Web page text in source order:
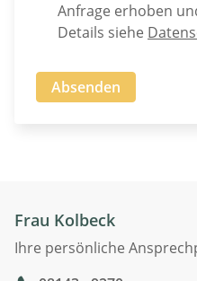
Anfrage erhoben
Details siehe
Absenden
Frau Kolbeck
Ihre persönliche